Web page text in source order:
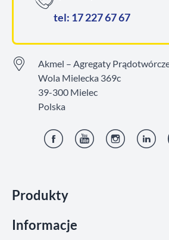
Produkty
Informacje
tel: 17 227 67 67
Akmel – Agregaty
Wola Mielecka 369c
39-300 Mielec
Polska